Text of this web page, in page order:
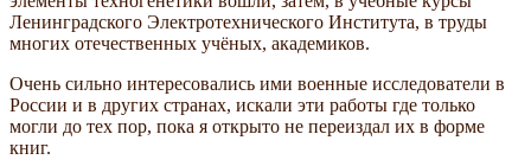
Ленинградского Электротехнического Института, в труды
многих отечественных учёных, академиков.
Очень сильно интересовались ими военные исследователи в
России и в других странах, искали эти работы где только
могли до тех пор, пока я открыто не переиздал их в форме
книг.